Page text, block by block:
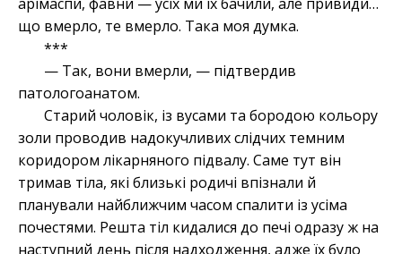
арімаспи, фавни — усіх ми їх бачили, але привиди…
що вмерло, те вмерло. Така моя думка.
***
— Так, вони вмерли, — підтвердив
патологоанатом.
Старий чоловік, із вусами та бородою кольору
золи проводив надокучливих слідчих темним
коридором лікарняного підвалу. Саме тут він
тримав тіла, які близькі родичі впізнали й
планували найближчим часом спалити із усіма
почестями. Решта тіл кидалися до печі одразу ж на
наступний день після надходження, адже їх було